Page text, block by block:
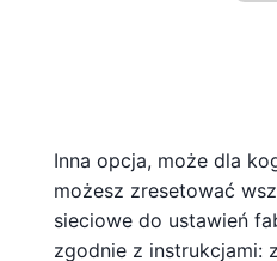
Inna opcja, może dla
możesz zresetować
sieciowe do ustawień
zgodnie z instrukcjami: